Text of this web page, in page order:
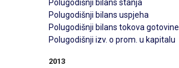
Polugodišnji bilans stanja
Polugodišnji bilans uspjeha
Polugodišnji bilans tokova gotovine
Polugodišnji izv. o prom. u kapitalu
2013